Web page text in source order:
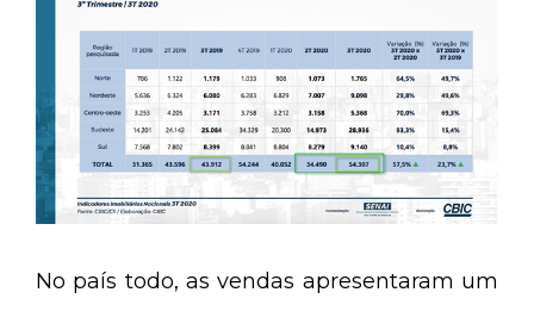
No país todo, as vendas apresentaram um